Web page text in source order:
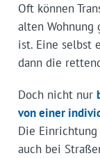
Oft können
alten Wohnung
ist. Eine selbst
dann die
Doch nicht nur
von einer
Die
auch bei